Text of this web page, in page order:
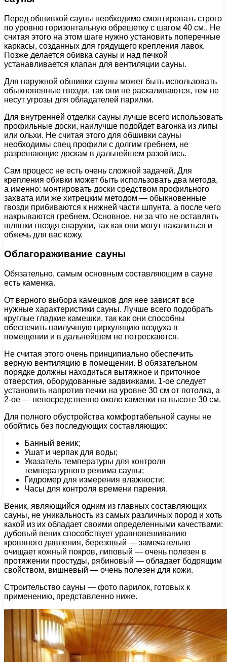
Перед обшивкой сауны необходимо смонтировать строго
по уровню горизонтальную обрешетку с шагом 40 см.. Не
считая этого на этом шаге нужно установить поперечные
каркасы, созданных для грядущего крепления лавок.
Позже делается обивка сауны и над печкой
устанавливается клапан для вентиляции сауны.
Для наружной обшивки сауны может быть использовать
обыкновенные гвозди, так они не раскаливаются, тем не
несут угрозы для обладателей парилки.
Для внутренней отделки сауны лучше всего использовать
профильные доски, наилучше подойдет вагонка из липы
или ольхи. Не считая этого для обшивки сауны
необходимы спец профили с долгим гребнем, не
разрешающие доскам в дальнейшем разойтись.
Сам процесс не есть очень сложной задачей. Для
крепления обивки может быть использовать два метода,
а именно: монтировать доски средством профильного
захвата или же хитрецким методом — обыкновенные
гвозди прибиваются к нижней части шпунта, а после чего
накрываются гребнем. Основное, ни за что не оставлять
шляпки гвоздя снаружи, так как они могут накалиться и
обжечь для вас кожу.
Облагораживание сауны
Обязательно, самым основным составляющим в сауне
есть каменка.
От верного выбора камешков для нее зависят все
нужные характеристики сауны. Лучше всего подобрать
круглые гладкие камешки, так как они способны
обеспечить наилучшую циркуляцию воздуха в
помещении и в дальнейшем не потрескаются.
Не считая этого очень принципиально обеспечить
верную вентиляцию в помещении. В обязательном
порядке должны находиться вытяжное и приточное
отверстия, оборудованные задвижками. 1-ое следует
установить напротив печки на уровне 30 см от потолка, а
2-ое — непосредственно около каменки на высоте 30 см.
Для полного обустройства комфортабельной сауны не
обойтись без последующих составляющих:
Банный веник;
Ушат и черпак для воды;
Указатель температуры для контроля
температурного режима сауны;
Гидромер для измерения влажности;
Часы для контроля времени парения.
Веник, являющийся одним из главных составляющих
сауны, не уникальность из самых различных пород и хоть
какой из их обладает своими определенными качествами:
дубовый веник способствует уравновешиванию
кровяного давления, березовый — замечательно
очищает кожный покров, липовый — очень полезен в
протяжении простуды, рябиновый — обладает бодрящим
свойством, вишневый — очень полезен для кожи.
Строительство сауны — фото парилок, готовых к
применению, представленно ниже.